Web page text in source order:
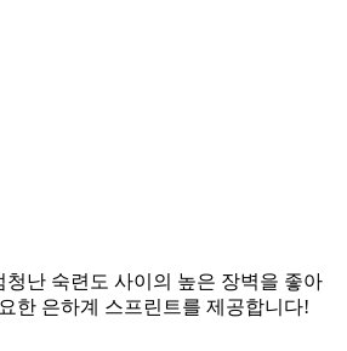
난 숙련도 사이의 높은 장벽을 좋아
한 은하계 스프린트를 제공합니다!